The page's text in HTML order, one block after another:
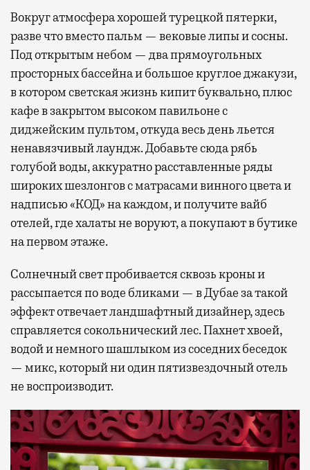
Вокруг атмосфера хорошей турецкой пятерки,
разве что вместо пальм — вековые липы и сосны.
Под открытым небом — два прямоугольных
просторных бассейна и большое круглое джакузи,
в котором светская жизнь кипит буквально, плюс
кафе в закрытом высоком павильоне с
диджейским пультом, откуда весь день льется
ненавязчивый лаундж. Добавьте сюда рябь
голубой воды, аккуратно расставленные ряды
широких шезлонгов с матрасами винного цвета и
надписью «КОД» на каждом, и получите вайб
отелей, где халаты не воруют, а покупают в бутике
на первом этаже.
Солнечный свет пробивается сквозь кроны и
рассыпается по воде бликами — в Дубае за такой
эффект отвечает ландшафтный дизайнер, здесь
справляется сокольнический лес. Пахнет хвоей,
водой и немного шашлыком из соседних беседок
— микс, который ни один пятизвездочный отель
не воспроизводит.